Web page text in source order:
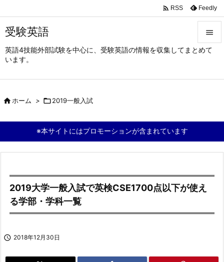
受験英語
英語4技能外部試験を中心に、受験英語の情報を収集してまとめて
います。



次へ

 RSS Feedly
ホーム > 2019一般入試
※本サイトにはプロモーションが含まれています
2019大学一般入試で英検CSE1700点以下が使え
る学部・学科一覧
 2018年12月30日